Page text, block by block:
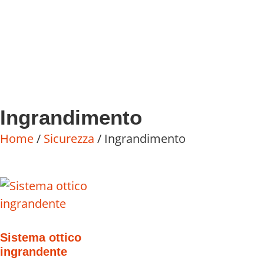
Ingrandimento
Home/ Sicurezza / Ingrandimento
Sistema ottico
ingrandente